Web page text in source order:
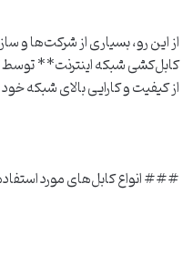
از این رو، بسیاری از شرکت‌ها و
کابل‌کشی شبکه اینترنت**
از کیفیت و کارایی بالای شبکه
### انواع کابل‌های مورد